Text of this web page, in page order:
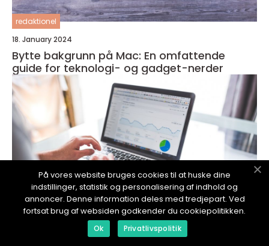
redaktionel
18. January 2024
Bytte bakgrunn på Mac: En omfattende
guide for teknologi- og gadget-nerder
På vores website bruges cookies til at huske dine
indstillinger, statistik og personalisering af indhold og
annoncer. Denne information deles med tredjepart. Ved
fortsat brug af websiden godkender du cookiepolitikken.
Ok Privatlivspolitik